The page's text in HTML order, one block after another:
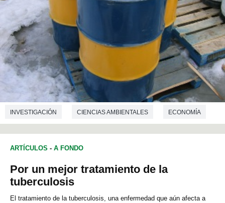
INVESTIGACIÓN CIENCIAS AMBIENTALES ECONOMÍA
ARTÍCULOS - A FONDO
Por un mejor tratamiento de la
tuberculosis
El tratamiento de la tuberculosis, una enfermedad que aún afecta a